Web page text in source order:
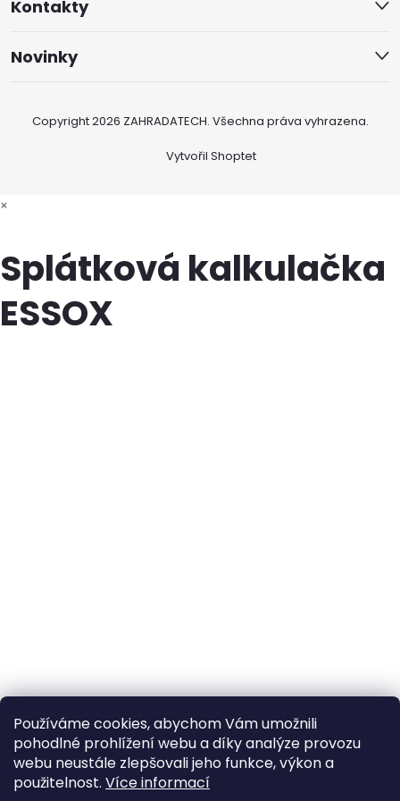
Používáme cookies, abychom Vám umožnili
pohodlné prohlížení webu a díky analýze provozu
webu neustále zlepšovali jeho funkce, výkon a
použitelnost. Více informací
Kontakty
Novinky
Vytvořil Shoptet
Copyright 2026 ZAHRADATECH. Všechna práva vyhrazena.
×
Splátková kalkulačka
ESSOX